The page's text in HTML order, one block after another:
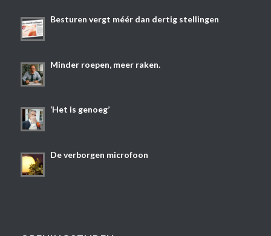
Besturen vergt méér dan dertig stellingen
Minder roepen, meer raken.
‘Het is genoeg’
De verborgen microfoon